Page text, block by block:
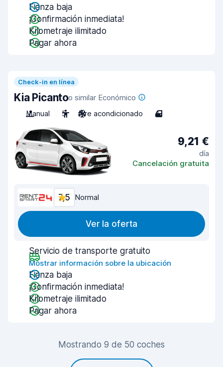
Fianza baja
¡Confirmación inmediata!
Kilometraje ilimitado
Pagar ahora
Check-in en línea
Kia Picantoo similar Económico
Manual
5 Aire acondicionado 4
9,21 €
día
Cancelación gratuita
7,5 Normal
Ver la oferta
Servicio de transporte gratuito
Mostrar información sobre la ubicación
Fianza baja
¡Confirmación inmediata!
Kilometraje ilimitado
Pagar ahora
Mostrando 9 de 50 coches